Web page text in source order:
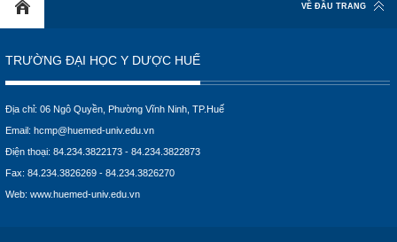
VỀ ĐẦU TRANG
TRƯỜNG ĐẠI HỌC Y DƯỢC HUẾ
Địa chỉ: 06 Ngô Quyền, Phường Vĩnh Ninh, TP.Huế
Email: hcmp@huemed-univ.edu.vn
Điện thoại: 84.234.3822173 - 84.234.3822873
Fax: 84.234.3826269 - 84.234.3826270
Web: www.huemed-univ.edu.vn